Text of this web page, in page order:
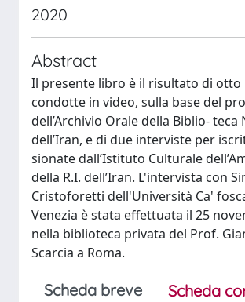
2020
Abstract
Il presente libro è il risultato di
condotte in video, sulla base del
dell’Archivio Orale della Biblio- teca
dell’Iran, e di due interviste per
sionate dall’Istituto Culturale
della R.I. dell’Iran. L'intervista con
Cristoforetti dell'Università Ca'
Venezia è stata effettuata il 25
nella biblioteca privata del Prof.
Scarcia a Roma.
Scheda breve
Scheda